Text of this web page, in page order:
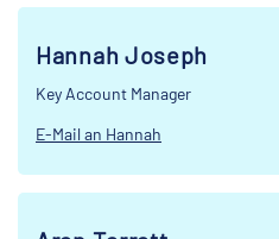
Hannah Joseph
Key Account Manager
E-Mail an Hannah